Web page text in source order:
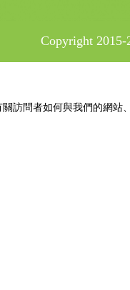
Copyright
訪問者如何與我們的網